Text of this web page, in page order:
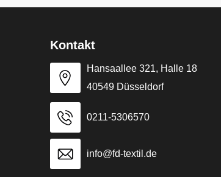
Kontakt
Hansaallee 321, Halle 18
40549 Düsseldorf
0211-5306570
info@fd-textil.de